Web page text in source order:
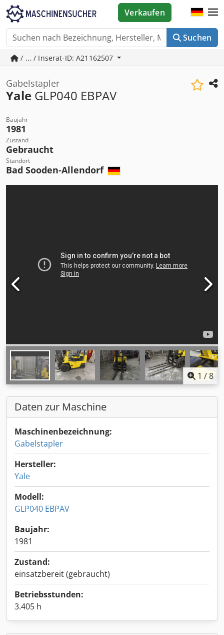
Suchen
Verkaufen
/ ... / Inserat-ID: A21162507
Gabelstapler
Yale GLP040 EBPAV
Baujahr
1981
Zustand
Gebraucht
Standort
Bad Sooden-Allendorf
1 /8
Daten zur Maschine
Maschinenbezeichnung:
Gabelstapler
Hersteller:
Yale
Modell:
GLP040 EBPAV
Baujahr:
1981
Zustand:
einsatzbereit (gebraucht)
Betriebsstunden:
3.405 h